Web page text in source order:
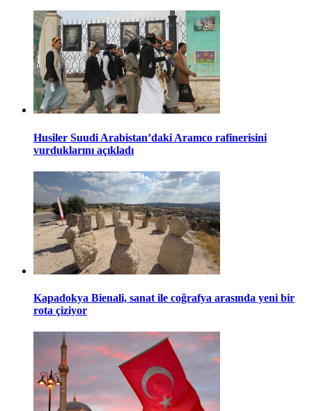
Husiler Suudi Arabistan’daki Aramco rafinerisini
vurduklarını açıkladı
Kapadokya Bienali, sanat ile coğrafya arasında yeni bir
rota çiziyor